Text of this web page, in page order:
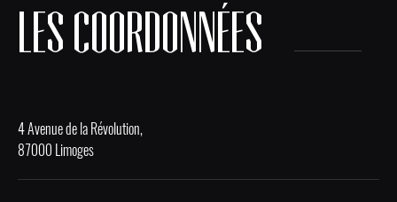
LES COORDONNÉES
4 Avenue de la Révolution,
87000 Limoges